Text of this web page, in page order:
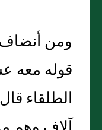
ومن
قوله معه
الطلقاء